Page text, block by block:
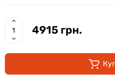
4915 грн.